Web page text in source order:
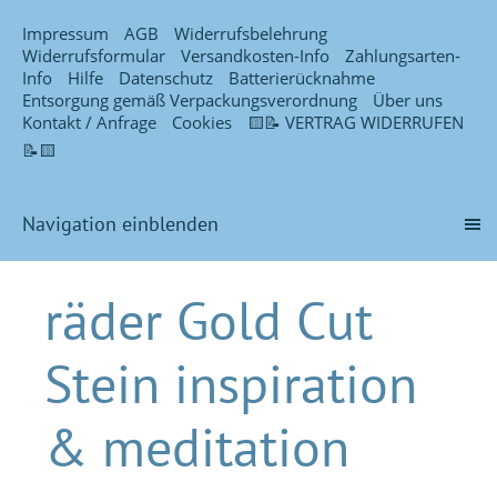
Impressum AGB
Widerrufsbelehrung
Widerrufsformular
Versandkosten-Info
Zahlungsarten-
Info
Hilfe Datenschutz
Batterierücknahme
Entsorgung gemäß Verpackungsverordnung
Über uns
Kontakt / Anfrage
Cookies
🟨📝 VERTRAG WIDERRUFEN
📝🟨
Navigation einblenden
räder Gold Cut
Stein inspiration
& meditation